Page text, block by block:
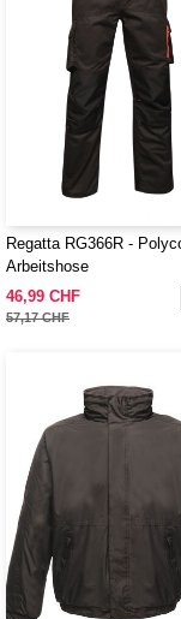
Regatta RG366R -
Arbeitshose
46,99 CHF
57,17 CHF